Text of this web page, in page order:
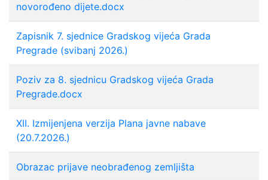
novorođeno dijete.docx
Zapisnik 7. sjednice Gradskog vijeća Grada
Pregrade (svibanj 2026.)
Poziv za 8. sjednicu Gradskog vijeća Grada
Pregrade.docx
XII. Izmijenjena verzija Plana javne nabave
(20.7.2026.)
Obrazac prijave neobrađenog zemljišta